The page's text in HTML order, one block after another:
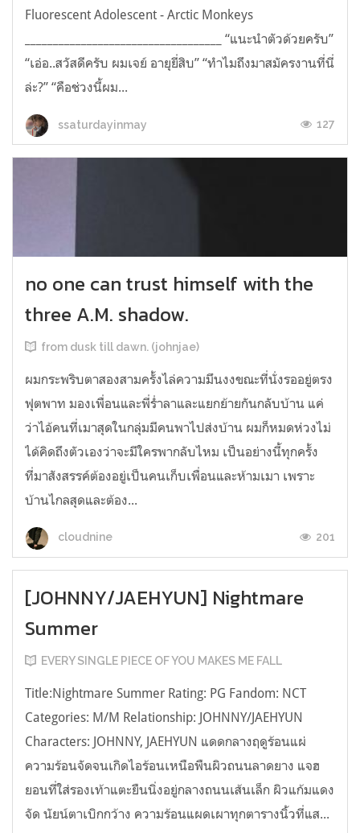
Fluorescent Adolescent - Arctic Monkeys
___________________________________­­­­­­­ “แนะนำตัวด้วยครับ”
“เอ่อ..สวัสดีครับ ผมเจย์ อายุยี่สิบ” “ทำไมถึงมาสมัครงานที่นี่
ล่ะ?” “คือช่วงนี้ผม...
ssaturdayinmay 127
no one can trust himself with the
three A.M. shadow.
from dusk till dawn. (johnjae)
ผมกระพริบตาสองสามครั้งไล่ความมึนงงขณะที่นั่งรออยู่ตรง
ฟุตพาท มองเพื่อนและพี่ร่ำลาและแยกย้ายกันกลับบ้าน แค่
ว่าไอ้คนที่เมาสุดในกลุ่มมีคนพาไปส่งบ้าน ผมก็หมดห่วงไม่
ได้คิดถึงตัวเองว่าจะมีใครพากลับไหม เป็นอย่างนี้ทุกครั้ง
ที่มาสังสรรค์ต้องอยู่เป็นคนเก็บเพื่อนและห้ามเมา เพราะ
บ้านไกลสุดและต้อง...
cloudnine 201
[JOHNNY/JAEHYUN] Nightmare
Summer
EVERY SINGLE PIECE OF YOU MAKES ME FALL
Title:Nightmare Summer Rating: PG Fandom: NCT
Categories: M/M Relationship: JOHNNY/JAEHYUN
Characters: JOHNNY, JAEHYUN แดดกลางฤดูร้อนแผ่
ความร้อนจัดจนเกิดไอร้อนเหนือพืนผิวถนนลาดยาง แจฮ
ยอนที่ใส่รองเท้าแตะยืนนิ่งอยู่กลางถนนเส้นเล็ก ผิวแก้มแดง
จัด นัยน์ตาเบิกกว้าง ความร้อนแผดเผาทุกตารางนิ้วที่แส...